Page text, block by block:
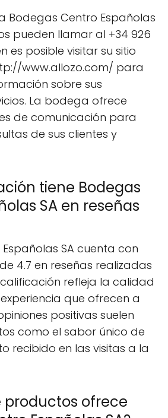
Bodegas Centro Españolas
pueden llamar al +34 926
es posible visitar su sitio
www.allozo.com/ para
sobre sus
La bodega ofrece
de comunicación para
de sus clientes y
tiene Bodegas
SA en reseñas
SA cuenta con
4.7 en reseñas realizadas
calificación refleja la calidad
que ofrecen a
positivas suelen
como el sabor único de
recibido en las visitas a la
productos ofrece